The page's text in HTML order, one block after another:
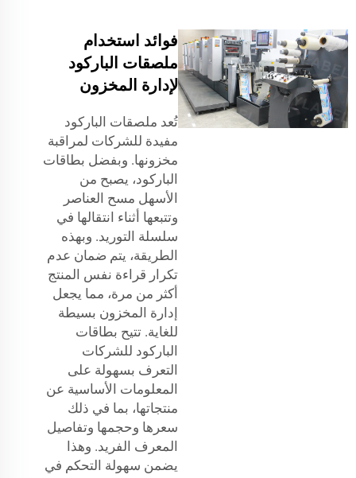
فوائد استخدام
ملصقات الباركود
لإدارة المخزون
تُعد ملصقات الباركود
مفيدة للشركات لمراقبة
مخزونها. وبفضل بطاقات
الباركود، يصبح من
الأسهل مسح العناصر
وتتبعها أثناء انتقالها في
سلسلة التوريد. وبهذه
الطريقة، يتم ضمان عدم
تكرار قراءة نفس المنتج
أكثر من مرة، مما يجعل
إدارة المخزون بسيطة
للغاية. تتيح بطاقات
الباركود للشركات
التعرف بسهولة على
المعلومات الأساسية عن
منتجاتها، بما في ذلك
سعرها وحجمها وتفاصيل
المعرف الفريد. وهذا
يضمن سهولة التحكم في